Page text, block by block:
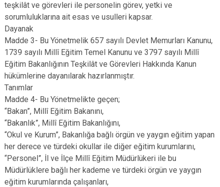
Çatalca
Esenler
Eyüpsultan
Şile
Şişli
Esenyurt
Sultangazi
teşkilât ve görevleri ile personelin görev, yetki ve
sorumluluklarına ait esas ve usulleri kapsar.
Dayanak
Madde 3- Bu Yönetmelik 657 sayılı Devlet Memurları Kanunu,
1739 sayılı Millî Eğitim Temel Kanunu ve 3797 sayılı Millî
Eğitim Bakanlığının Teşkilât ve Görevleri Hakkında Kanun
hükümlerine dayanılarak hazırlanmıştır.
Tanımlar
Madde 4- Bu Yönetmelikte geçen;
“Bakan”, Millî Eğitim Bakanını,
“Bakanlık”, Millî Eğitim Bakanlığını,
“Okul ve Kurum”, Bakanlığa bağlı örgün ve yaygın eğitim yapan
her derece ve türdeki okullar ile diğer eğitim kurumlarını,
“Personel”, İl ve İlçe Millî Eğitim Müdürlükeri ile bu
Müdürlüklere bağlı her kademe ve türdeki örgün ve yaygın
eğitim kurumlarında çalışanları,